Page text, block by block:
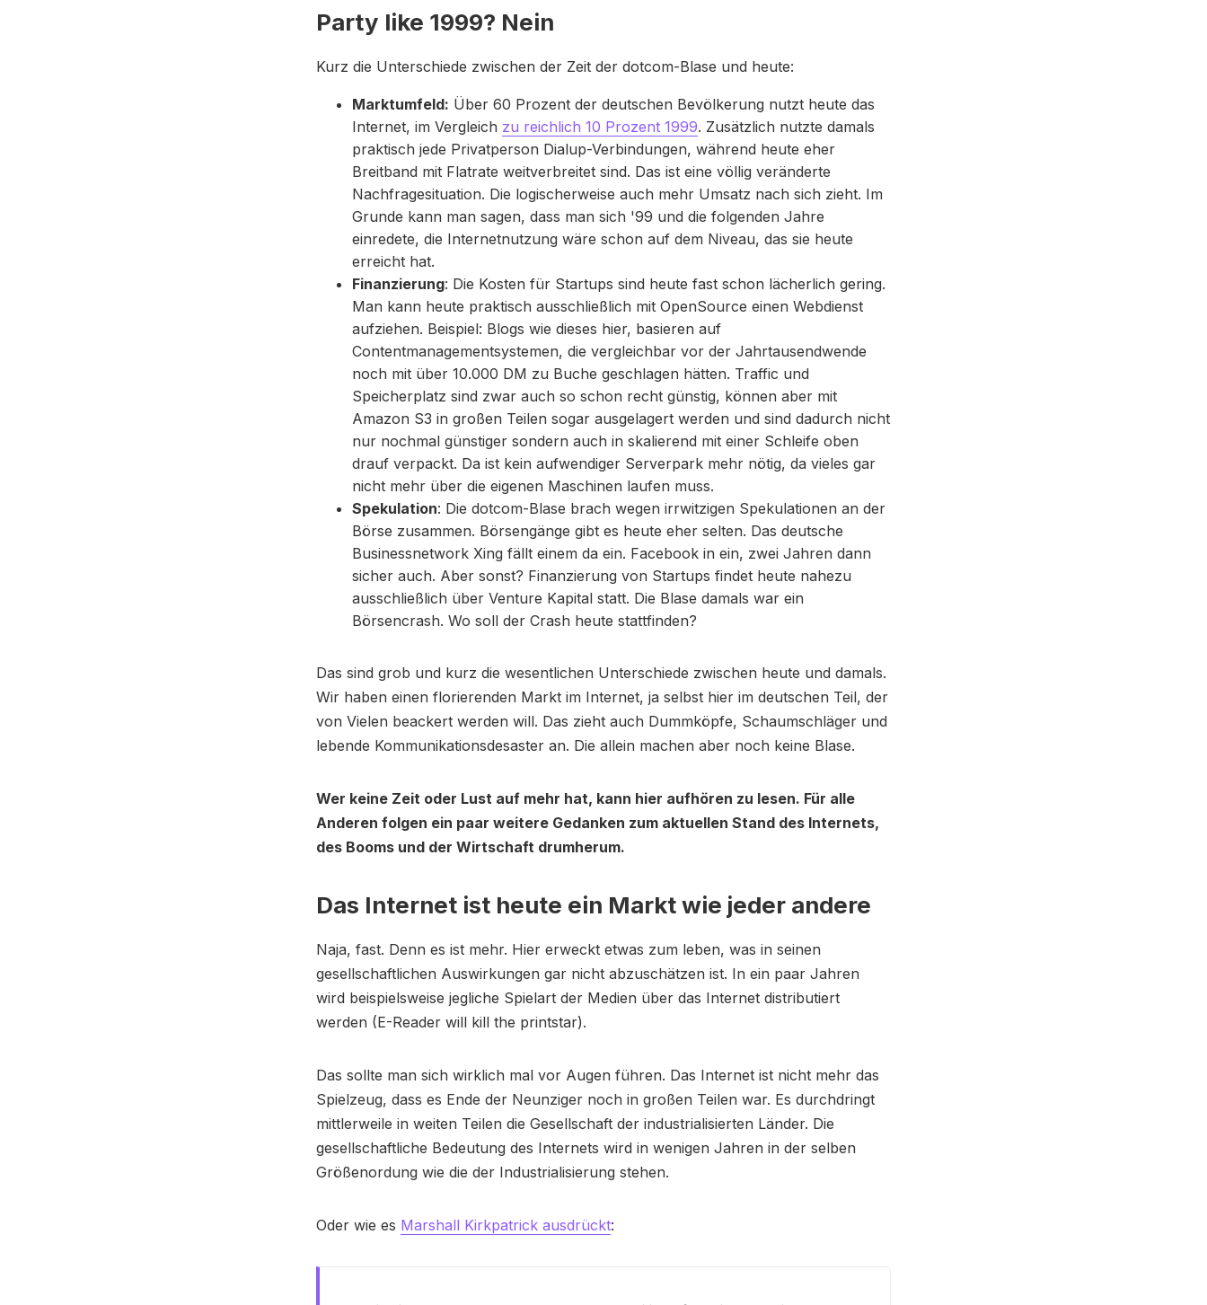
Party like 1999? Nein
Kurz die Unterschiede zwischen der Zeit der dotcom-Blase und heute:
Marktumfeld: Über 60 Prozent der deutschen Bevölkerung nutzt heute das
Internet, im Vergleich zu reichlich 10 Prozent 1999. Zusätzlich nutzte damals
praktisch jede Privatperson Dialup-Verbindungen, während heute eher
Breitband mit Flatrate weitverbreitet sind. Das ist eine völlig veränderte
Nachfragesituation. Die logischerweise auch mehr Umsatz nach sich zieht. Im
Grunde kann man sagen, dass man sich '99 und die folgenden Jahre
einredete, die Internetnutzung wäre schon auf dem Niveau, das sie heute
erreicht hat.
Finanzierung: Die Kosten für Startups sind heute fast schon lächerlich gering.
Man kann heute praktisch ausschließlich mit OpenSource einen Webdienst
aufziehen. Beispiel: Blogs wie dieses hier, basieren auf
Contentmanagementsystemen, die vergleichbar vor der Jahrtausendwende
noch mit über 10.000 DM zu Buche geschlagen hätten. Traffic und
Speicherplatz sind zwar auch so schon recht günstig, können aber mit
Amazon S3 in großen Teilen sogar ausgelagert werden und sind dadurch nicht
nur nochmal günstiger sondern auch in skalierend mit einer Schleife oben
drauf verpackt. Da ist kein aufwendiger Serverpark mehr nötig, da vieles gar
nicht mehr über die eigenen Maschinen laufen muss.
Spekulation: Die dotcom-Blase brach wegen irrwitzigen Spekulationen an der
Börse zusammen. Börsengänge gibt es heute eher selten. Das deutsche
Businessnetwork Xing fällt einem da ein. Facebook in ein, zwei Jahren dann
sicher auch. Aber sonst? Finanzierung von Startups findet heute nahezu
ausschließlich über Venture Kapital statt. Die Blase damals war ein
Börsencrash. Wo soll der Crash heute stattfinden?
Das sind grob und kurz die wesentlichen Unterschiede zwischen heute und damals.
Wir haben einen florierenden Markt im Internet, ja selbst hier im deutschen Teil, der
von Vielen beackert werden will. Das zieht auch Dummköpfe, Schaumschläger und
lebende Kommunikationsdesaster an. Die allein machen aber noch keine Blase.
Wer keine Zeit oder Lust auf mehr hat, kann hier aufhören zu lesen. Für alle
Anderen folgen ein paar weitere Gedanken zum aktuellen Stand des Internets,
des Booms und der Wirtschaft drumherum.
Das Internet ist heute ein Markt wie jeder andere
Naja, fast. Denn es ist mehr. Hier erweckt etwas zum leben, was in seinen
gesellschaftlichen Auswirkungen gar nicht abzuschätzen ist. In ein paar Jahren
wird beispielsweise jegliche Spielart der Medien über das Internet distributiert
werden (E-Reader will kill the printstar).
Das sollte man sich wirklich mal vor Augen führen. Das Internet ist nicht mehr das
Spielzeug, dass es Ende der Neunziger noch in großen Teilen war. Es durchdringt
mittlerweile in weiten Teilen die Gesellschaft der industrialisierten Länder. Die
gesellschaftliche Bedeutung des Internets wird in wenigen Jahren in der selben
Größenordung wie die der Industrialisierung stehen.
Oder wie es Marshall Kirkpatrick ausdrückt: